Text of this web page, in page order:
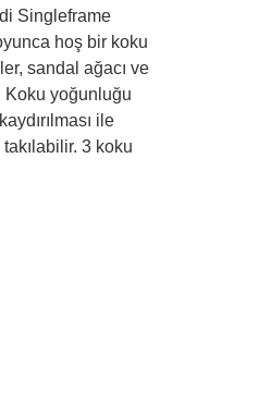
Singleframe
hoş bir koku
sandal ağacı ve
Koku yoğunluğu
ile
3 koku